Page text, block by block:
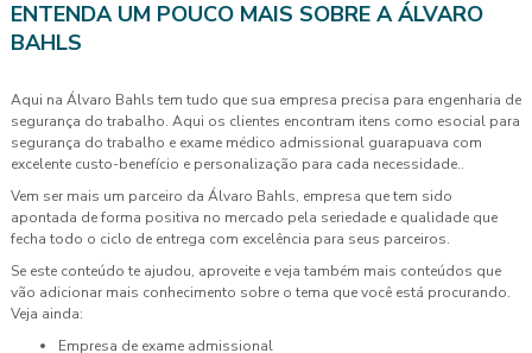
ENTENDA UM POUCO MAIS SOBRE A ÁLVARO
BAHLS
Aqui na Álvaro Bahls tem tudo que sua empresa precisa para engenharia de
segurança do trabalho. Aqui os clientes encontram itens como esocial para
segurança do trabalho e exame médico admissional guarapuava com
excelente custo-benefício e personalização para cada necessidade..
Vem ser mais um parceiro da Álvaro Bahls, empresa que tem sido
apontada de forma positiva no mercado pela seriedade e qualidade que
fecha todo o ciclo de entrega com excelência para seus parceiros.
Se este conteúdo te ajudou, aproveite e veja também mais conteúdos que
vão adicionar mais conhecimento sobre o tema que você está procurando.
Veja ainda:
empresa de exame admissional